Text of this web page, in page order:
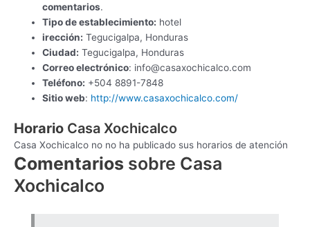
comentarios.
Tipo de establecimiento: hotel
irección: Tegucigalpa, Honduras
Ciudad: Tegucigalpa, Honduras
Correo electrónico: info@casaxochicalco.com
Teléfono: +504 8891-7848
Sitio web: http://www.casaxochicalco.com/
Horario Casa Xochicalco
Casa Xochicalco no no ha publicado sus horarios de atención
Comentarios sobre Casa
Xochicalco